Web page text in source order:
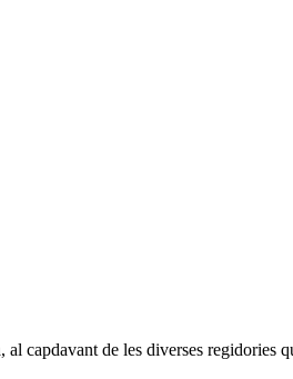
capdavant de les diverses regidories